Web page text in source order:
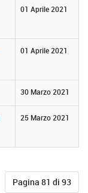
01 Aprile 2021
01 Aprile 2021
30 Marzo 2021
25 Marzo 2021
Pagina 81 di 93